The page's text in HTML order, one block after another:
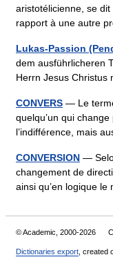
aristotélicienne, se
rapport à une autre
Lukas-Passion
dem ausführlicheren
Herrn Jesus
CONVERS — Le
quelqu’un qui
l’indifférence, mais
CONVERSION —
changement de
ainsi qu’en logique
© Academic, 2000-2026
Dictionaries export , created